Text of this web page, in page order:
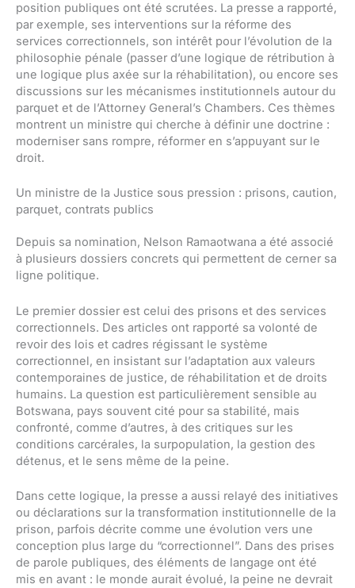
position publiques ont été scrutées. La presse a rapporté,
par exemple, ses interventions sur la réforme des
services correctionnels, son intérêt pour l’évolution de la
philosophie pénale (passer d’une logique de rétribution à
une logique plus axée sur la réhabilitation), ou encore ses
discussions sur les mécanismes institutionnels autour du
parquet et de l’Attorney General’s Chambers. Ces thèmes
montrent un ministre qui cherche à définir une doctrine :
moderniser sans rompre, réformer en s’appuyant sur le
droit.
Un ministre de la Justice sous pression : prisons, caution,
parquet, contrats publics
Depuis sa nomination, Nelson Ramaotwana a été associé
à plusieurs dossiers concrets qui permettent de cerner sa
ligne politique.
Le premier dossier est celui des prisons et des services
correctionnels. Des articles ont rapporté sa volonté de
revoir des lois et cadres régissant le système
correctionnel, en insistant sur l’adaptation aux valeurs
contemporaines de justice, de réhabilitation et de droits
humains. La question est particulièrement sensible au
Botswana, pays souvent cité pour sa stabilité, mais
confronté, comme d’autres, à des critiques sur les
conditions carcérales, la surpopulation, la gestion des
détenus, et le sens même de la peine.
Dans cette logique, la presse a aussi relayé des initiatives
ou déclarations sur la transformation institutionnelle de la
prison, parfois décrite comme une évolution vers une
conception plus large du “correctionnel”. Dans des prises
de parole publiques, des éléments de langage ont été
mis en avant : le monde aurait évolué, la peine ne devrait